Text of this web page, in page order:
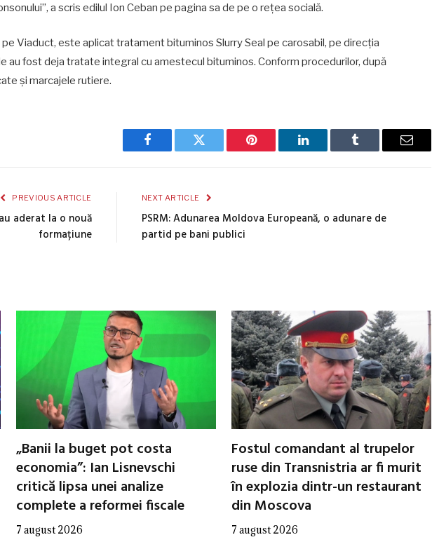
a scris edilul Ion Ceban pe pagina sa de pe o rețea socială.
Viaduct, este aplicat tratament bituminos Slurry Seal pe carosabil, pe direcția
au fost deja tratate integral cu amestecul bituminos. Conform procedurilor, după
și marcajele rutiere.
Facebook Twitter Pinterest LinkedIn Tumblr Email
PREVIOUS ARTICLE
aderat la o nouă
formațiune
NEXT ARTICLE
PSRM: Adunarea Moldova Europeană, o adunare de
partid pe bani publici
„Banii la buget pot costa
economia”: Ian Lisnevschi
critică lipsa unei analize
complete a reformei fiscale
7 august 2026
Fostul comandant al trupelor
ruse din Transnistria ar fi murit
în explozia dintr-un restaurant
din Moscova
7 august 2026